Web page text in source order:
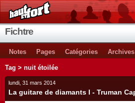
Fichtre
Notes Pages Catégories Archives
Tag > nuit étoilée
lundi, 31 mars 2014
La guitare de diamants I - Truman